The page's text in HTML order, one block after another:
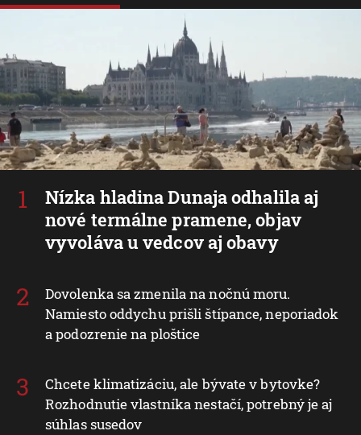
Nízka hladina Dunaja odhalila aj
nové termálne pramene, objav
vyvoláva u vedcov aj obavy
Dovolenka sa zmenila na nočnú moru.
Namiesto oddychu prišli štípance, neporiadok
a podozrenie na ploštice
Chcete klimatizáciu, ale bývate v bytovke?
Rozhodnutie vlastníka nestačí, potrebný je aj
súhlas susedov